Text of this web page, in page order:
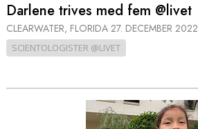
Darlene trives med fem @livet
CLEARWATER, FLORIDA 27. DECEMBER 2022
SCIENTOLOGISTER @LIVET